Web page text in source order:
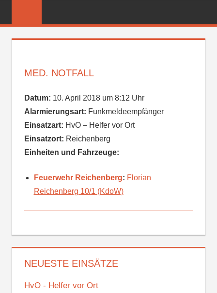
FEUERWEHR
MED. NOTFALL
Datum: 10. April 2018 um 8:12 Uhr
Alarmierungsart: Funkmeldeempfänger
Einsatzart: HvO – Helfer vor Ort
Einsatzort: Reichenberg
Einheiten und Fahrzeuge:
Feuerwehr Reichenberg: Florian
Reichenberg 10/1 (KdoW)
NEUESTE EINSÄTZE
HvO - Helfer vor Ort